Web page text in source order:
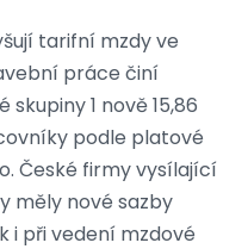
tarifní mzdy ve
práce činí
1 nově 15,86
podle platové
České firmy vysílající
měly nové sazby
i při vedení mzdové